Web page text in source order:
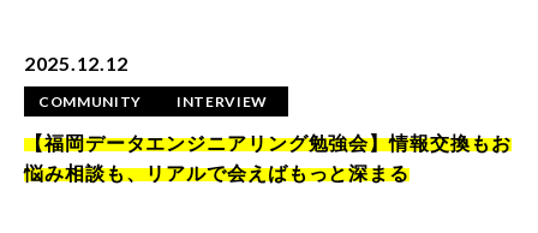
2025.12.12
COMMUNITY INTERVIEW
【福岡データエンジニアリング勉強会】情報交換もお
悩み相談も、リアルで会えばもっと深まる